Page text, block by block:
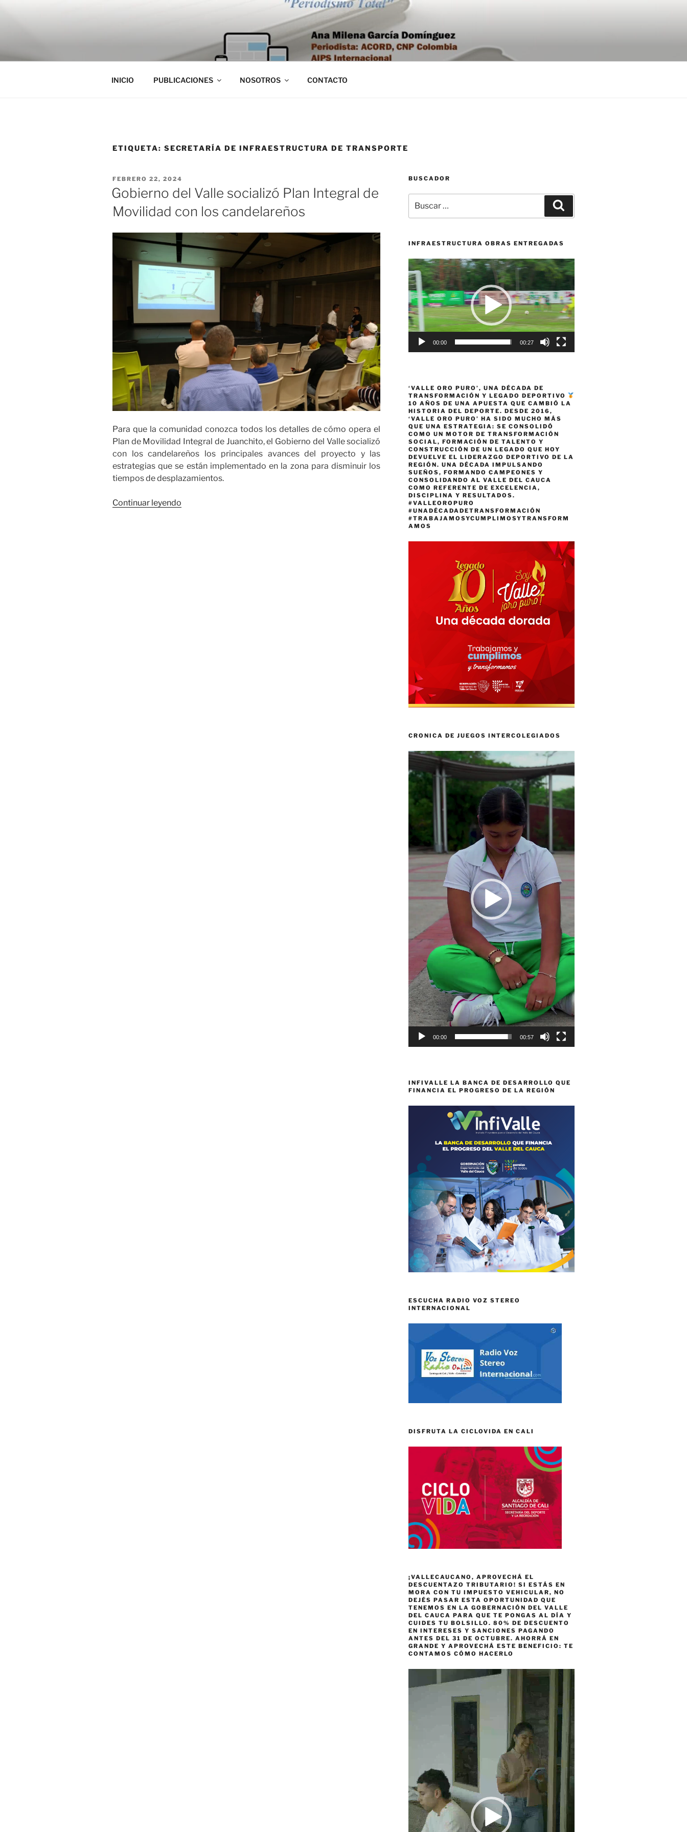
INICIO PUBLICACIONES NOSOTROS CONTACTO
ETIQUETA: SECRETARÍA DE INFRAESTRUCTURA DE TRANSPORTE
PUBLICADO
EL
FEBRERO 22, 2024
Gobierno del Valle socializó Plan Integral de
Movilidad con los candelareños
Para que la comunidad conozca todos los detalles de cómo opera el
Plan de Movilidad Integral de Juanchito, el Gobierno del Valle socializó
con los candelareños los principales avances del proyecto y las
estrategias que se están implementado en la zona para disminuir los
tiempos de desplazamientos.
Continuar leyendo
BUSCADOR
por:
INFRAESTRUCTURA OBRAS ENTREGADAS
Reproductor
de
vídeo
00:00 00:27
‘VALLE ORO PURO’, UNA DÉCADA DE
TRANSFORMACIÓN Y LEGADO DEPORTIVO
10 AÑOS DE UNA APUESTA QUE CAMBIÓ LA
HISTORIA DEL DEPORTE. DESDE 2016,
‘VALLE ORO PURO’ HA SIDO MUCHO MÁS
QUE UNA ESTRATEGIA: SE CONSOLIDÓ
COMO UN MOTOR DE TRANSFORMACIÓN
SOCIAL, FORMACIÓN DE TALENTO Y
CONSTRUCCIÓN DE UN LEGADO QUE HOY
DEVUELVE EL LIDERAZGO DEPORTIVO DE LA
REGIÓN. UNA DÉCADA IMPULSANDO
SUEÑOS, FORMANDO CAMPEONES Y
CONSOLIDANDO AL VALLE DEL CAUCA
COMO REFERENTE DE EXCELENCIA,
DISCIPLINA Y RESULTADOS.
#VALLEOROPURO
#UNADÉCADADETRANSFORMACIÓN
#TRABAJAMOSYCUMPLIMOSYTRANSFORM
AMOS
CRONICA DE JUEGOS INTERCOLEGIADOS
Reproductor
vídeo
00:00 00:57
INFIVALLE LA BANCA DE DESARROLLO QUE
FINANCIA EL PROGRESO DE LA REGIÓN
ESCUCHA RADIO VOZ STEREO
INTERNACIONAL
DISFRUTA LA CICLOVIDA EN CALI
¡VALLECAUCANO, APROVECHÁ EL
DESCUENTAZO TRIBUTARIO! SI ESTÁS EN
MORA CON TU IMPUESTO VEHICULAR, NO
DEJÉS PASAR ESTA OPORTUNIDAD QUE
TENEMOS EN LA GOBERNACIÓN DEL VALLE
DEL CAUCA PARA QUE TE PONGAS AL DÍA Y
CUIDES TU BOLSILLO. 80% DE DESCUENTO
EN INTERESES Y SANCIONES PAGANDO
ANTES DEL 31 DE OCTUBRE. AHORRÁ EN
GRANDE Y APROVECHÁ ESTE BENEFICIO: TE
CONTAMOS CÓMO HACERLO
de